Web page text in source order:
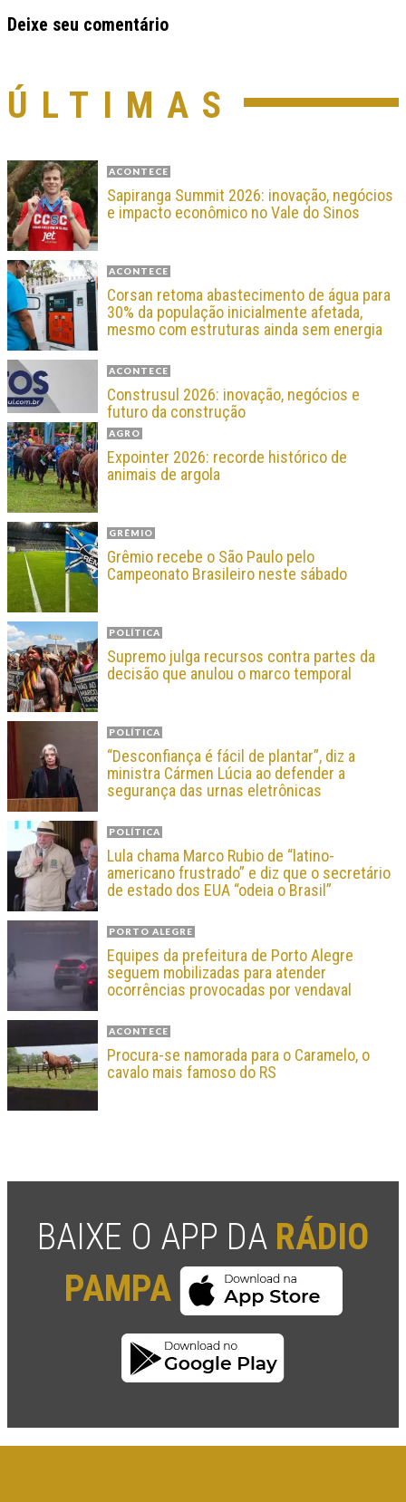
Deixe seu comentário
ÚLTIMAS
ACONTECE
Sapiranga Summit 2026: inovação, negócios
e impacto econômico no Vale do Sinos
ACONTECE
Corsan retoma abastecimento de água para
30% da população inicialmente afetada,
mesmo com estruturas ainda sem energia
ACONTECE
Construsul 2026: inovação, negócios e
futuro da construção
AGRO
Expointer 2026: recorde histórico de
animais de argola
GRÊMIO
Grêmio recebe o São Paulo pelo
Campeonato Brasileiro neste sábado
POLÍTICA
Supremo julga recursos contra partes da
decisão que anulou o marco temporal
POLÍTICA
“Desconfiança é fácil de plantar”, diz a
ministra Cármen Lúcia ao defender a
segurança das urnas eletrônicas
POLÍTICA
Lula chama Marco Rubio de “latino-
americano frustrado” e diz que o secretário
de estado dos EUA “odeia o Brasil”
PORTO ALEGRE
Equipes da prefeitura de Porto Alegre
seguem mobilizadas para atender
ocorrências provocadas por vendaval
ACONTECE
Procura-se namorada para o Caramelo, o
cavalo mais famoso do RS
BAIXE O APP DA RÁDIO
PAMPA